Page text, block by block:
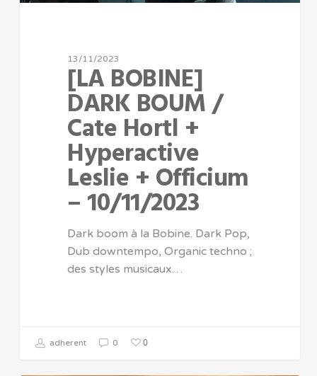
13/11/2023
[LA BOBINE]
DARK BOUM /
Cate Hortl +
Hyperactive
Leslie + Officium
– 10/11/2023
Dark boom à la Bobine. Dark Pop,
Dub downtempo, Organic techno ;
des styles musicaux…
adherent 0 0